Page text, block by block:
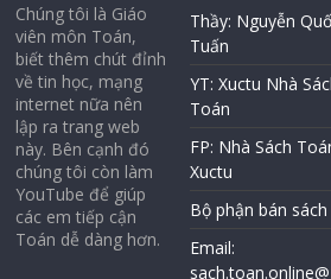
Chúng tôi là Giáo
viên môn Toán,
biết thêm chút đỉnh
về tin học, mạng
internet nữa nên
lập ra trang web
này. Bên cạnh đó
chúng tôi còn làm
YouTube để giúp
các em tiếp cận
Toán dễ dàng hơn.
Thầy: Nguyễn
Tuấn
YT: Xuctu Nhà
Toán
FP: Nhà Sách
Xuctu
Bộ phận bán sách
Email: